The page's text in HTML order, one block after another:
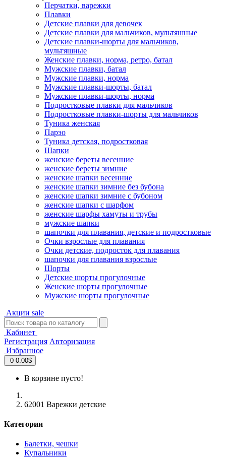
Перчатки, варежки
Плавки
Детские плавки для девочек
Детские плавки для мальчиков, мультяшные
Детские плавки-шорты для мальчиков,
мультяшные
Женские плавки, норма, ретро, батал
Мужские плавки, батал
Мужские плавки, норма
Мужские плавки-шорты, батал
Мужские плавки-шорты, норма
Подростковые плавки для мальчиков
Подростковые плавки-шорты для мальчиков
Туникa женская
Парэо
Туника детская, подростковая
Шапки
женские береты весенние
женские береты зимние
женские шапки весенние
женские шапки зимние без бубона
женские шапки зимние с бубоном
женские шапки с шарфом
женские шарфы хамуты и трубы
мужские шапки
шапочки для плавания, детские и подростковые
Очки взрослые для плавания
Очки детские, подросток для плавания
шапочки для плавания взрослые
Шорты
Детские шорты прогулочные
Женские шорты прогулочные
Мужские шорты прогулочные
Акции sale
Кабинет
Регистрация Авторизация
Избранное
0 0.00$
В корзине пусто!
62001 Варежки детские
Категории
Балетки, чешки
Купальники